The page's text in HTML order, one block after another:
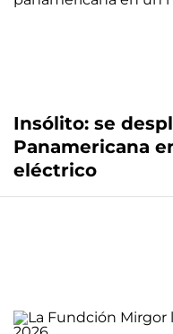
Insólito: se
Panamericana
eléctrico